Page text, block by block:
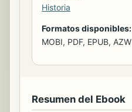
Historia
Formatos disponibles:
MOBI, PDF, EPUB, AZW
Resumen del Ebook